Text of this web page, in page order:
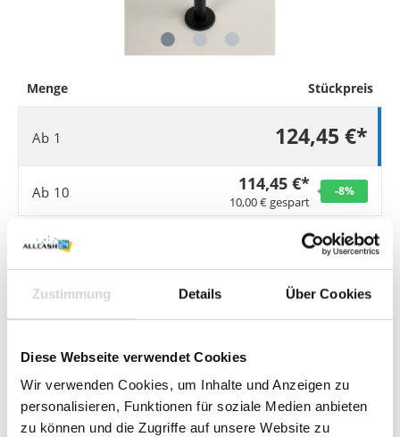
Zustimmung Details Über Cookies
Diese Webseite verwendet Cookies
Wir verwenden Cookies, um Inhalte und Anzeigen zu
personalisieren, Funktionen für soziale Medien anbieten
zu können und die Zugriffe auf unsere Website zu
Menge Stückpreis
Ab 1 124,45 €*
Ab 10 114,45 €*
10,00 € gespart
-8%
Sie benötigen größere Mengen? Jetzt Angebot anfordern.
Sofort verfügbar, Lieferzeit: 1-3 Werktage
nur Halteplatte
Stack + Halteplatte
Standrohr 120mm + Halteplatte